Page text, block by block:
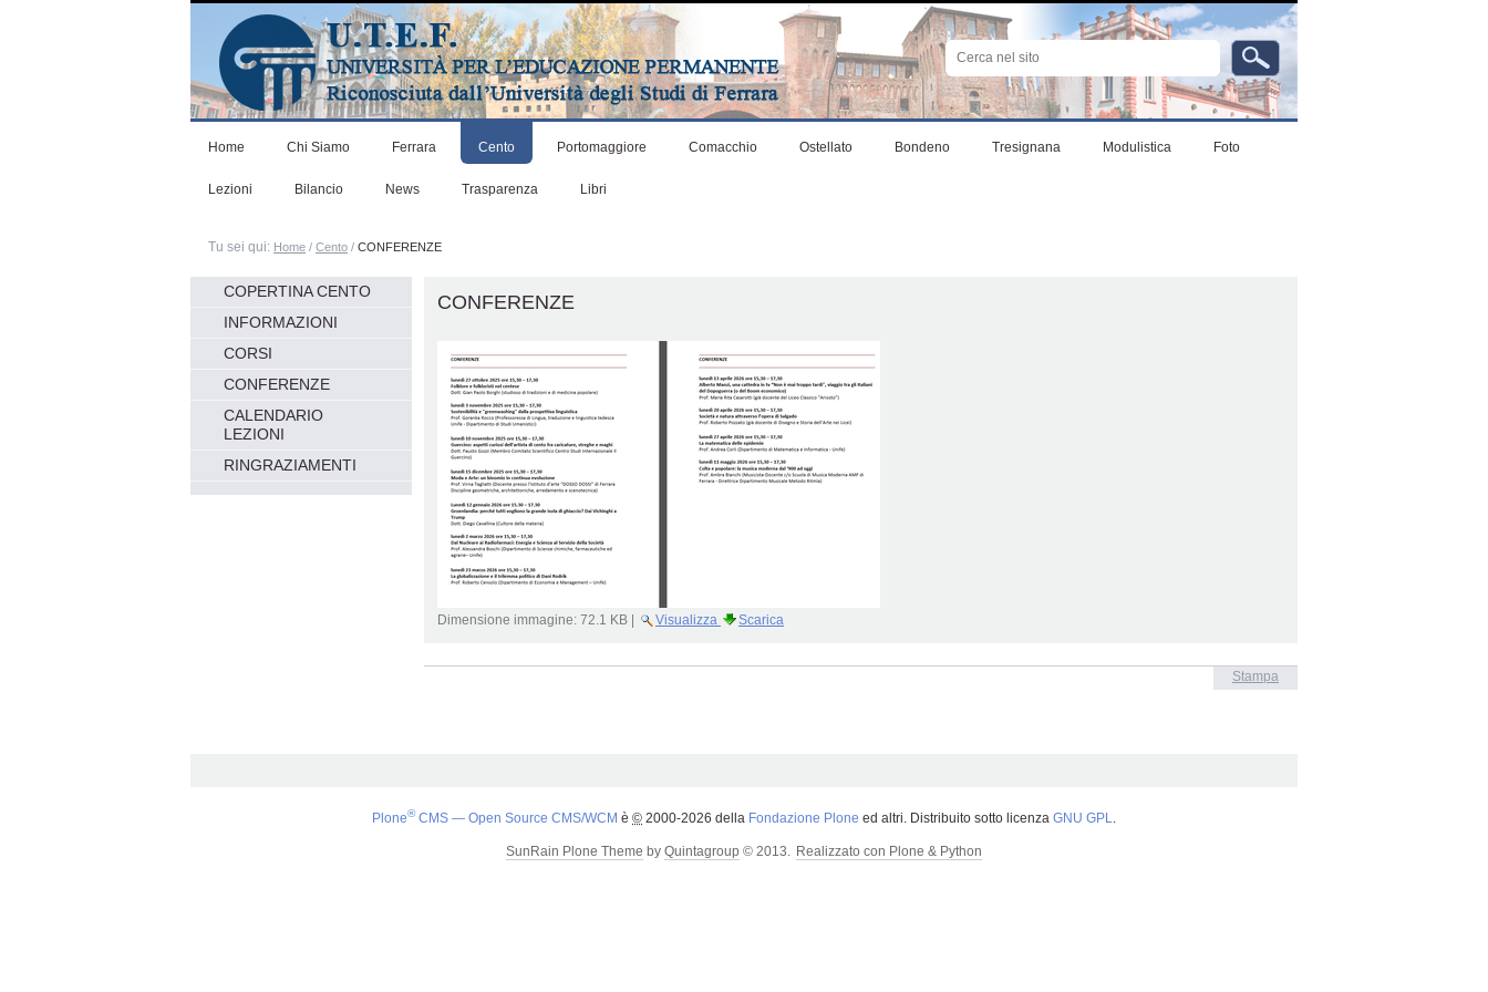
contenuti.
Salta
alla
Cerca
nel
sito
Ricerca
avanzata…
Strumenti
Home Chi Siamo Ferrara Cento Portomaggiore Comacchio Ostellato Bondeno Tresignana Modulistica Foto
Lezioni Bilancio News Trasparenza Libri
Tu sei qui: Home / Cento / CONFERENZE
CONFERENZE
Dimensione immagine: 72.1 KB Visualizza Scarica
Azioni
Stampa
Navigazione
COPERTINA CENTO
INFORMAZIONI
CORSI
CONFERENZE
CALENDARIO
LEZIONI
RINGRAZIAMENTI
Plone®CMS — Open Source CMS/WCM è © 2000-2026 della Fondazione Plone ed altri. Distribuito sotto licenza GNU GPL.
SunRain Plone Theme by Quintagroup © 2013. Realizzato con Plone & Python